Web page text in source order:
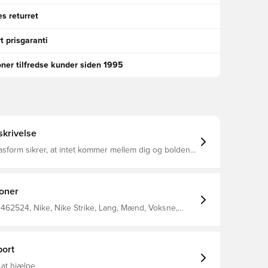
returret
prisgaranti
tilfredse kunder siden 1995
sikrer, at intet kommer mellem dig og bolden
med at forblive tør og behagelig Slank pasform
462524, Nike, Nike Strike, Lang, Mænd, Voksne,
at hjælpe